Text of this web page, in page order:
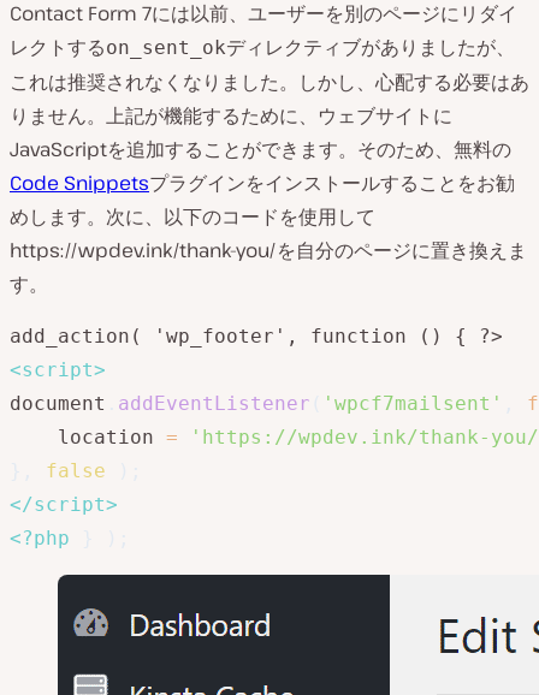
Contact Form 7には以前、ユーザーを別のページにリダイ
レクトするon_sent_okディレクティブがありましたが、
これは推奨されなくなりました。しかし、心配する必要はあ
りません。上記が機能するために、ウェブサイトに
JavaScriptを追加することができます。そのため、無料の
Code Snippetsプラグインをインストールすることをお勧
めします。次に、以下のコードを使用して
https://wpdev.ink/thank-you/を自分のページに置き換えま
す。
<script>
document
addEventListener 'wpcf7mailsent'
    location
=
'https://wpdev.ink/thank-
false
</script>
<?php